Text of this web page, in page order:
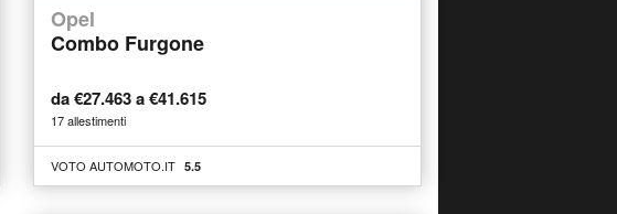
Opel
Combo Furgone
da €27.463 a €41.615
17 allestimenti
VOTO AUTOMOTO.IT 5.5